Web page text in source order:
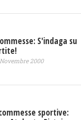
S'indaga su
2000
sportive: